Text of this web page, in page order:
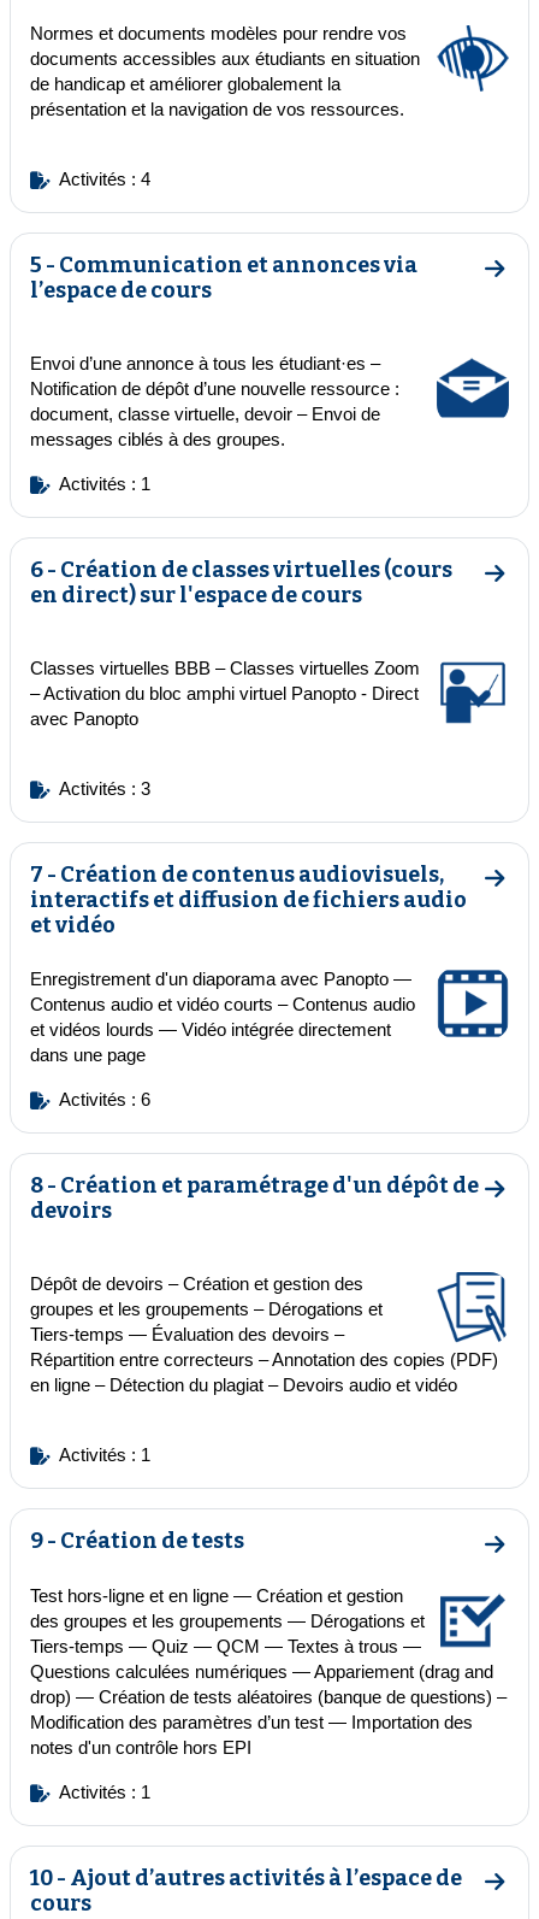
Normes et documents modèles pour rendre vos
documents accessibles aux étudiants en situation
de handicap et améliorer globalement la
présentation et la navigation de vos ressources.
Activités : 4
5 - Communication et annonces via
l’espace de cours
Aller
Envoi d’une annonce à tous les étudiant·es –
Notification de dépôt d’une nouvelle ressource :
document, classe virtuelle, devoir – Envoi de
messages ciblés à des groupes.
Activités : 1
6 - Création de classes virtuelles (cours
en direct) sur l'espace de cours
Aller
Classes virtuelles BBB – Classes virtuelles Zoom
–Activation du bloc amphi virtuel Panopto - Direct
avec Panopto
Activités : 3
7 - Création de contenus audiovisuels,
interactifs et diffusion de fichiers audio
et vidéo
Aller
Enregistrement d'un diaporama avec Panopto —
Contenus audio et vidéo courts –Contenus audio
et vidéos lourds — Vidéo intégrée directement
dans une page
Activités : 6
8 - Création et paramétrage d'un dépôt de
devoirs
Aller
Dépôt de devoirs –Création et gestion des
groupes et les groupements – Dérogations et
Tiers-temps — Évaluation des devoirs –
Répartition entre correcteurs – Annotation des copies (PDF)
en ligne – Détection du plagiat – Devoirs audio et vidéo
Activités : 1
9 - Création de tests
Aller
Test hors-ligne et en ligne — Création et gestion
des groupes et les groupements — Dérogations et
Tiers-temps — Quiz — QCM — Textes à trous —
Questions calculées numériques — Appariement (drag and
drop) — Création de tests aléatoires (banque de questions) –
Modification des paramètres d’un test — Importation des
notes d'un contrôle hors EPI
Activités : 1
10 - Ajout d’autres activités à l’espace de
cours
Aller